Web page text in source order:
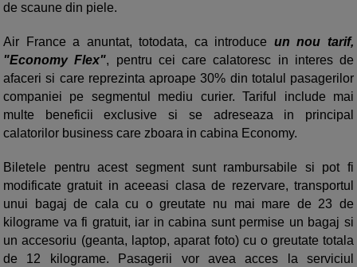
de scaune din piele.
Air France a anuntat, totodata, ca introduce un nou tarif,
"Economy Flex", pentru cei care calatoresc in interes de
afaceri si care reprezinta aproape 30% din totalul pasagerilor
companiei pe segmentul mediu curier. Tariful include mai
multe beneficii exclusive si se adreseaza in principal
calatorilor business care zboara in cabina Economy.
Biletele pentru acest segment sunt rambursabile si pot fi
modificate gratuit in aceeasi clasa de rezervare, transportul
unui bagaj de cala cu o greutate nu mai mare de 23 de
kilograme va fi gratuit, iar in cabina sunt permise un bagaj si
un accesoriu (geanta, laptop, aparat foto) cu o greutate totala
de 12 kilograme. Pasagerii vor avea acces la serviciul